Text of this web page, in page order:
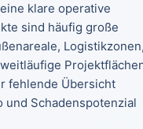
klare operative
sind häufig große
fehlende Übersicht
Schadenspotenzial